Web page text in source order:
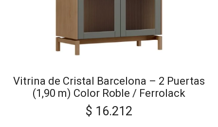
Vitrina de Cristal Barcelona – 2 Puertas
(1,90 m) Color Roble / Ferrolack
$ 16.212